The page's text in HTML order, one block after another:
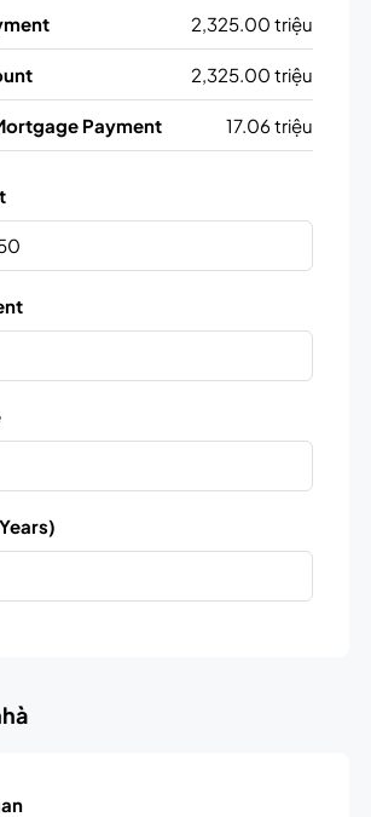
2,325.00 triệu
2,325.00 triệu
Payment 17.06 triệu